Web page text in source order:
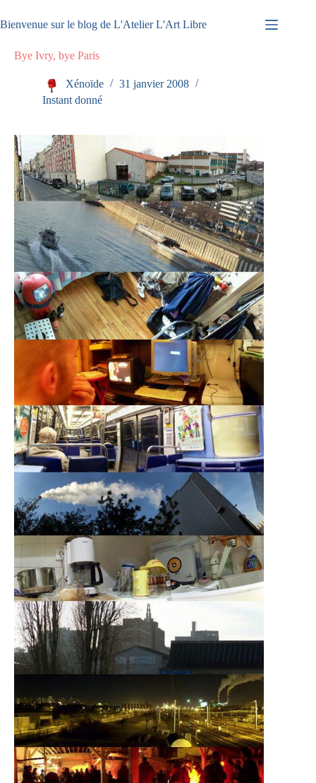
au
contenu
Bienvenue sur le blog de L'Atelier L'Art Libre
Bye Ivry, bye Paris
Xénoïde
31 janvier 2008
Instant donné